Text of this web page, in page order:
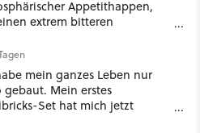
Appetithappen,
extrem bitteren
mein ganzes Leben nur
gebaut. Mein erstes
Set hat mich jetzt